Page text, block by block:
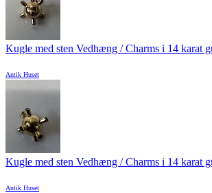
Kugle med sten Vedhæng / Charms i 14 karat
Antik Huset
Kugle med sten Vedhæng / Charms i 14 karat
Antik Huset